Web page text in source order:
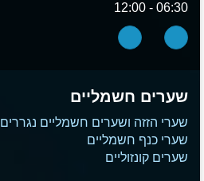
06:30 - 12:00
שערים חשמליים
שערי הזזה ושערים חשמליים נגררים
שערי כנף חשמליים
שערים קונזוליים